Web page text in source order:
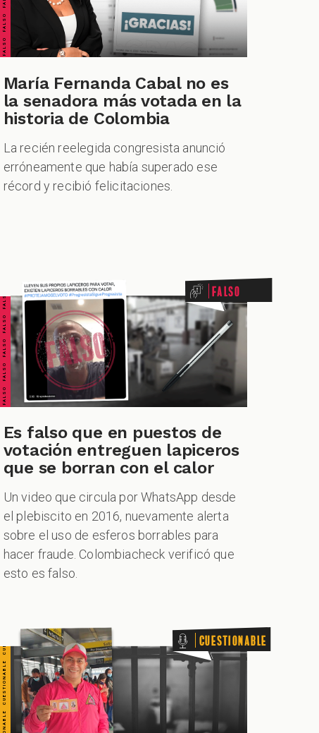
María Fernanda Cabal no es
la senadora más votada en la
historia de Colombia
La recién reelegida congresista anunció
erróneamente que había superado ese
récord y recibió felicitaciones.
FALSO FALSO FALSO FALSO FALSO FALSO FALSO Falso
Es falso que en puestos de
votación entreguen lapiceros
que se borran con el calor
Un video que circula por WhatsApp desde
el plebiscito en 2016, nuevamente alerta
sobre el uso de esferos borrables para
hacer fraude. Colombiacheck verificó que
esto es falso.
CUESTIONABLE CUESTIONABLE CUESTIONABLE CUESTIONABLE CUESTIONABLE CUESTIONABLE CUESTIONABLE Cuestionable